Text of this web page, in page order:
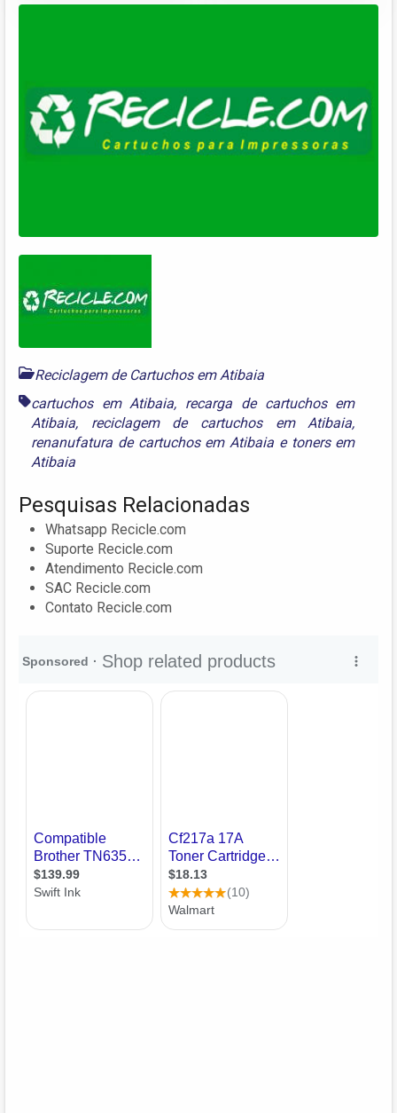
Reciclagem de Cartuchos em Atibaia
cartuchos em Atibaia, recarga de cartuchos em
Atibaia, reciclagem de cartuchos em Atibaia,
renanufatura de cartuchos em Atibaia e toners em
Atibaia
Pesquisas Relacionadas
Whatsapp Recicle.com
Suporte Recicle.com
Atendimento Recicle.com
SAC Recicle.com
Contato Recicle.com